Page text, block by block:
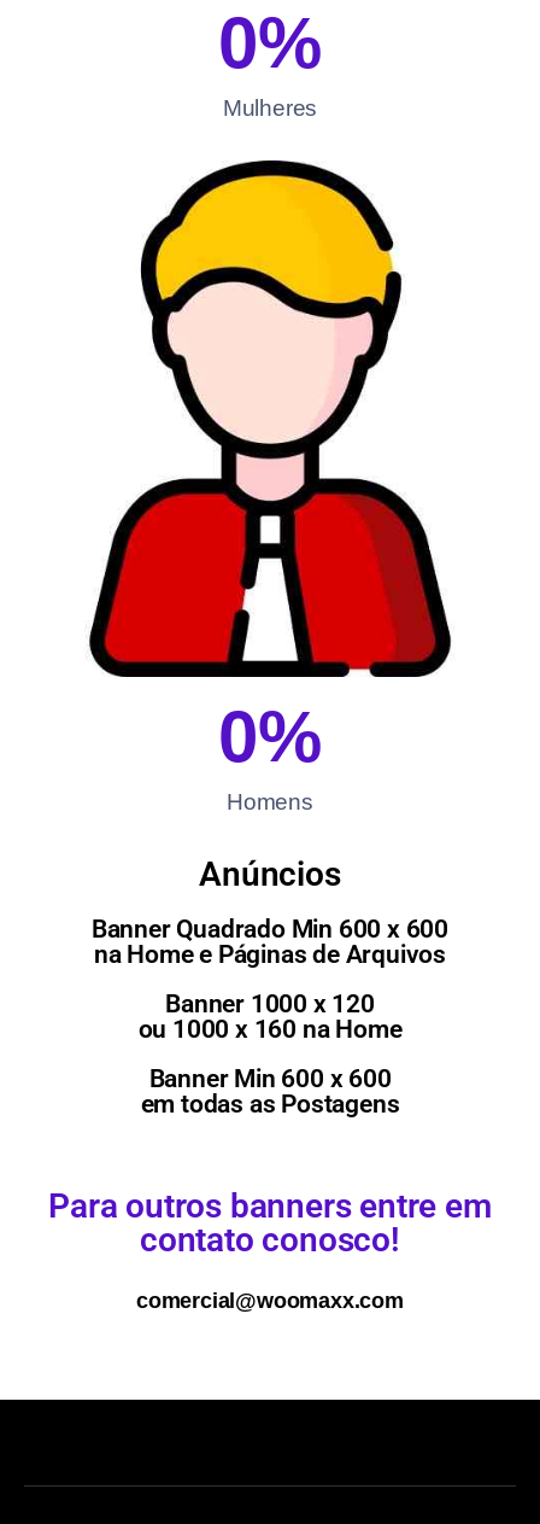
Mulheres
0%
Homens
0%
Anúncios
Banner Quadrado Min 600 x 600
na Home e Páginas de Arquivos
Banner 1000 x 120
ou 1000 x 160 na Home
Banner Min 600 x 600
em todas as Postagens
Para outros banners entre em
contato conosco!
comercial@woomaxx.com